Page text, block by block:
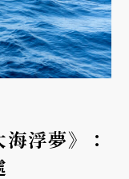
海浮夢》：